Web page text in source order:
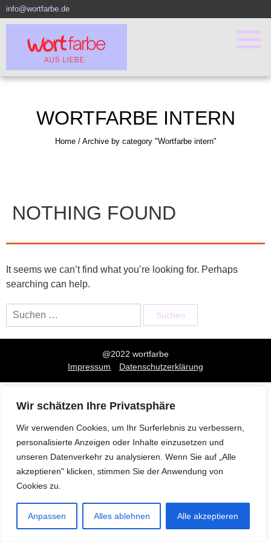
Wir schätzen Ihre Privatsphäre
Wir verwenden Cookies, um Ihr Surferlebnis zu verbessern,
personalisierte Anzeigen oder Inhalte einzusetzen und
unseren Datenverkehr zu analysieren. Wenn Sie auf „Alle
akzeptieren" klicken, stimmen Sie der Anwendung von
Cookies zu.
Anpassen Alles ablehnen Alle akzeptieren
info@wortfarbe.de
WORTFARBE INTERN
Home/ Archive by category "Wortfarbe intern"
NOTHING FOUND
It seems we can’t find what you’re looking for. Perhaps
searching can help.
Suchen
nach:
@2022 wortfarbe
Impressum
Datenschutzerklärung